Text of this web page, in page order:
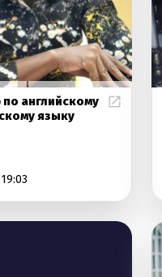
английскому
языку